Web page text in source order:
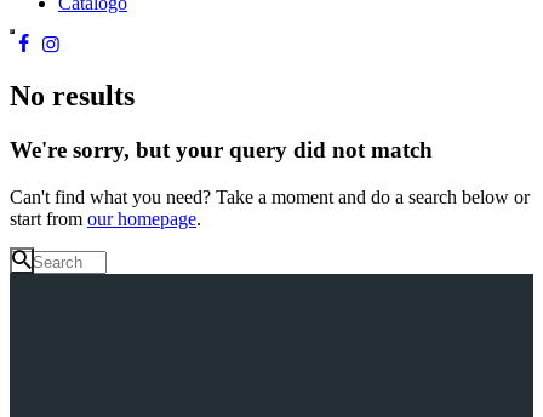
No results
We're sorry, but your query did not match
Can't find what you need? Take a moment and do a search below or
start from our homepage.